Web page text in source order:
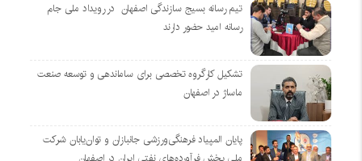
تیم رسانه بسیج سازندگی اصفهان در رویداد ملی جام
رسانه امید حضور دارند
تشکیل کارگروه تخصصی برای ساماندهی و توسعه صنعت
ماساژ در اصفهان
پایان المپیاد فرهنگی‌ورزشی جانبازان و توان‌یابان شرکت